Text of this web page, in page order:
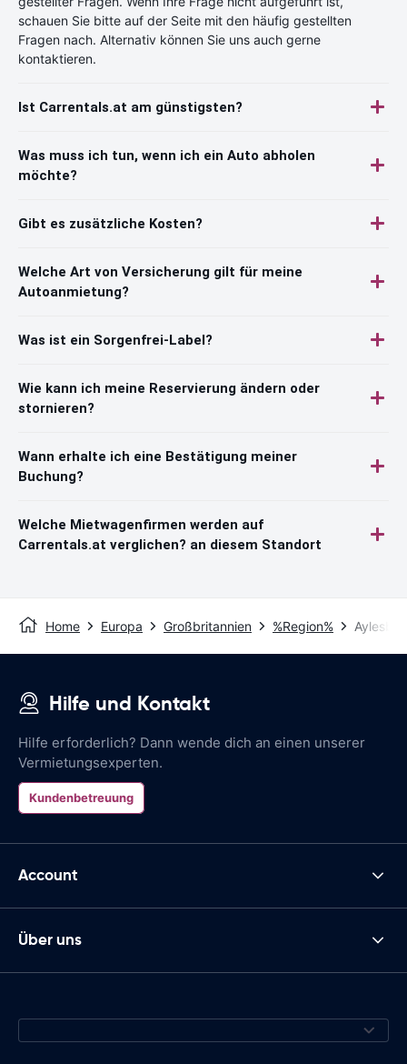
schauen Sie bitte auf der Seite mit den häufig gestellten
Fragen nach. Alternativ können Sie uns auch gerne
kontaktieren.
Ist Carrentals.at am günstigsten?
Was muss ich tun, wenn ich ein Auto abholen
möchte?
Gibt es zusätzliche Kosten?
Welche Art von Versicherung gilt für meine
Autoanmietung?
Was ist ein Sorgenfrei-Label?
Wie kann ich meine Reservierung ändern oder
stornieren?
Wann erhalte ich eine Bestätigung meiner
Buchung?
Welche Mietwagenfirmen werden auf
Carrentals.at verglichen? an diesem Standort
Home Europa Großbritannien %Region%
Hilfe und Kontakt
Hilfe erforderlich? Dann wende dich an einen unserer
Vermietungsexperten.
Kundenbetreuung
Account
Über uns